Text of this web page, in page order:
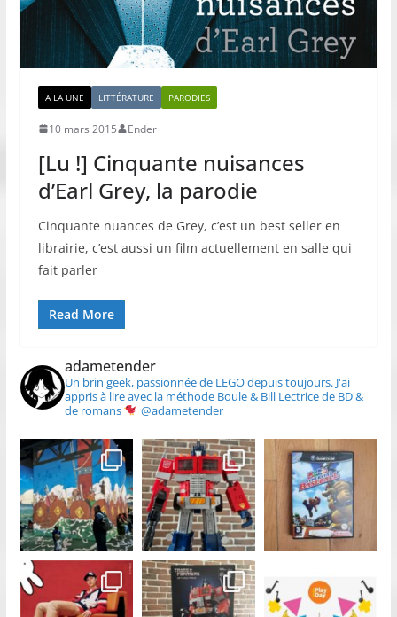
A LA UNE LITTÉRATURE PARODIES
10 mars 2015 Ender
[Lu !] Cinquante nuisances
d’Earl Grey, la parodie
Cinquante nuances de Grey, c’est un best seller en
librairie, c’est aussi un film actuellement en salle qui
fait parler
Read More
adametender
Un brin geek, passionnée de LEGO depuis toujours.J'ai
appris à lire avec la méthode Boule & Bill Lectrice de BD &
de romans
@adametender